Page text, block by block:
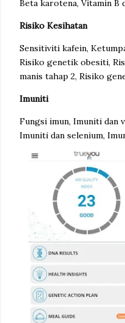
Beta karotena, Vitamin B
Risiko Kesihatan
Sensitiviti kafein,
Risiko genetik obesiti,
manis tahap 2, Risiko
Imuniti
Fungsi imun, Imuniti dan
Imuniti dan selenium,